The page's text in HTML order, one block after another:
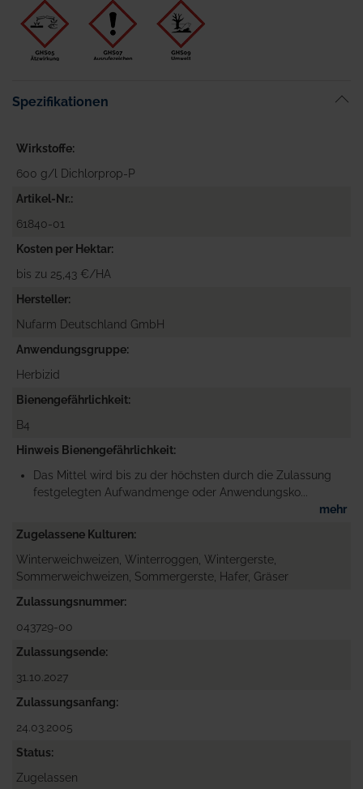
Spezifikationen
Wirkstoffe
600 g/l Dichlorprop-P
Artikel-Nr.
61840-01
Kosten per Hektar
bis zu 25,43 €/HA
Hersteller
Nufarm Deutschland GmbH
Anwendungsgruppe
Herbizid
Bienengefährlichkeit
B4
Hinweis Bienengefährlichkeit
Das Mittel wird bis zu der höchsten durch die Zulassung
festgelegten Aufwandmenge oder Anwendungsko...
mehr
Zugelassene Kulturen
Winterweichweizen, Winterroggen, Wintergerste,
Sommerweichweizen, Sommergerste, Hafer, Gräser
Zulassungsnummer
043729-00
Zulassungsende
31.10.2027
Zulassungsanfang
24.03.2005
Status
Zugelassen